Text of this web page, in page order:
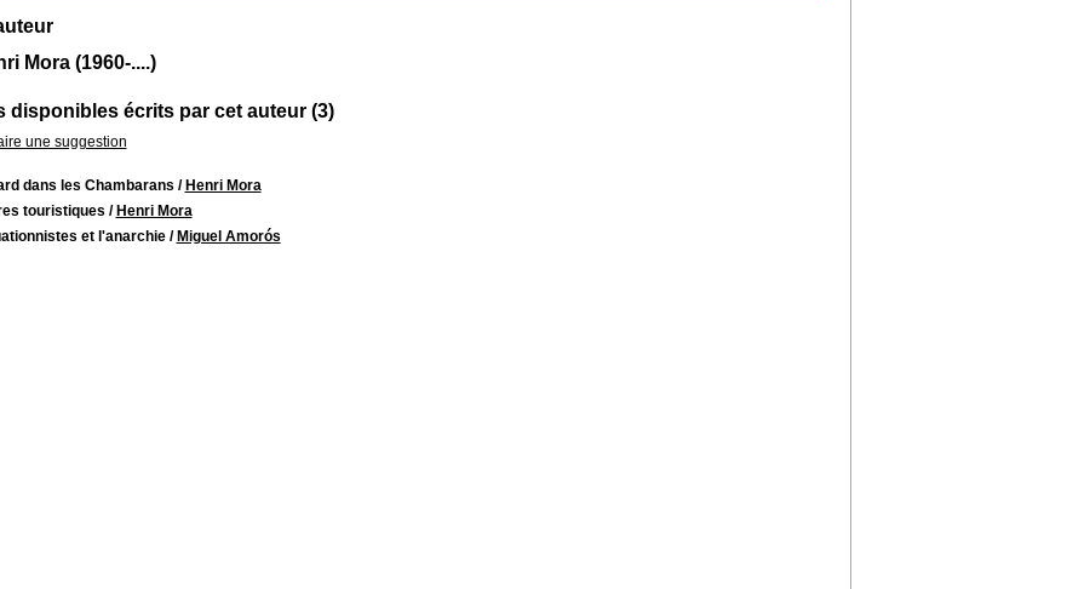
Mora (1960-....)
disponibles écrits par cet auteur (3)
une suggestion
dans les Chambarans / Henri Mora
touristiques / Henri Mora
et l'anarchie/ Miguel Amorós